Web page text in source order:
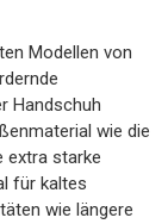
Modellen von
Handschuh
wie die
extra starke
für kaltes
wie längere